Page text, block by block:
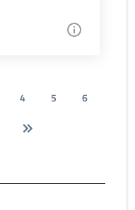
4 5
6